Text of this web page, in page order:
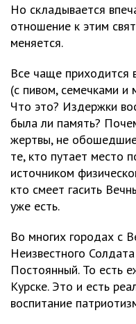
Но складывается
отношение к этим
меняется.
Все чаще приходится
(с пивом, семечками и
Что это? Издержки
была ли память?
жертвы, не
те, кто путает место
источником
кто смеет гасить
уже есть.
Во многих городах с
Неизвестного
Постоянный. То есть
Курске. Это и есть
воспитание